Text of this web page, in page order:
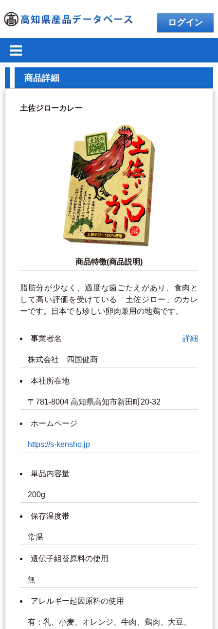
ログイン
商品詳細
土佐ジローカレー
商品特徴(商品説明)
脂肪分が少なく、適度な歯ごたえがあり、食肉と
して高い評価を受けている「土佐ジロー」のカレ
ーです。日本でも珍しい卵肉兼用の地鶏です。
事業者名 詳細
株式会社 四国健商
本社所在地
〒781-8004 高知県高知市新田町20-32
ホームページ
https://s-kensho.jp
単品内容量
200g
保存温度帯
常温
遺伝子組替原料の使用
無
アレルギー起因原料の使用
有：乳、小麦、オレンジ、牛肉、鶏肉、大豆、